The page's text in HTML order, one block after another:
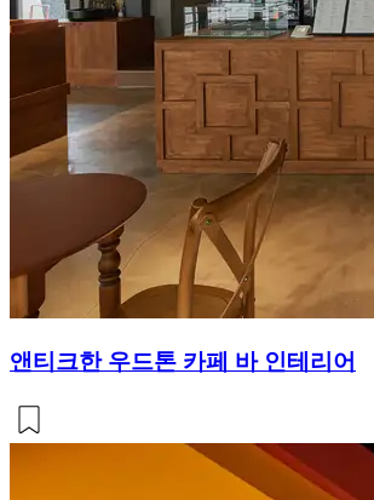
앤티크한 우드톤 카페 바 인테리어